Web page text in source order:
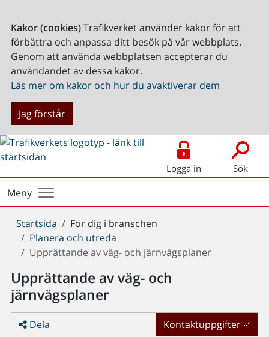
Kakor (cookies)Trafikverket använder kakor för att
förbättra och anpassa ditt besök på vår webbplats.
Genom att använda webbplatsen accepterar du
användandet av dessa kakor.
Läs mer om kakor och hur du avaktiverar dem
Jag förstår
Logga in Sök
Meny
Du
är
här:
Startsida
För dig i branschen
Planera och utreda
Upprättande av väg- och järnvägsplaner
Upprättande av väg- och
järnvägsplaner
Dela Kontaktuppgifter